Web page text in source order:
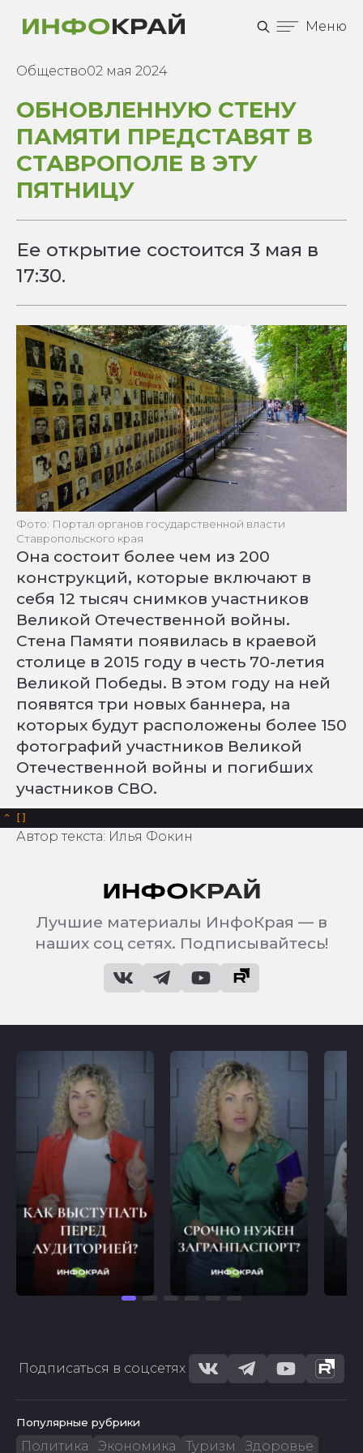
Меню
Общество02 мая 2024
ОБНОВЛЕННУЮ СТЕНУ
ПАМЯТИ ПРЕДСТАВЯТ В
СТАВРОПОЛЕ В ЭТУ
ПЯТНИЦУ
Ее открытие состоится 3 мая в
17:30.
Фото: Портал органов государственной власти
Ставропольского края
Она состоит более чем из 200
конструкций, которые включают в
себя 12 тысяч снимков участников
Великой Отечественной войны.
Стена Памяти появилась в краевой
столице в 2015 году в честь 70-летия
Великой Победы. В этом году на ней
появятся три новых баннера, на
которых будут расположены более 150
фотографий участников Великой
Отечественной войны и погибших
участников СВО.
^
Автор текста: Илья Фокин
Лучшие материалы ИнфоКрая — в
наших соц сетях. Подписывайтесь!
Подписаться в соцсетях
Популярные рубрики
Политика Экономика Туризм Здоровье